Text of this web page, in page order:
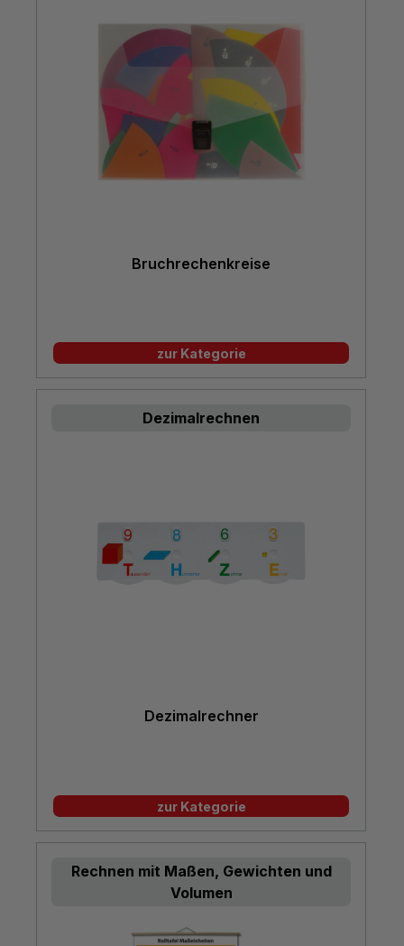
Bruchrechenkreise
zur Kategorie
Dezimalrechnen
Dezimalrechner
zur Kategorie
Rechnen mit Maßen, Gewichten und
Volumen